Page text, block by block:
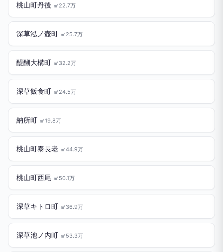
桃山町丹後 ㎡22.7万
深草泓ノ壺町 ㎡25.7万
醍醐大構町 ㎡32.2万
深草飯食町 ㎡24.5万
納所町 ㎡19.8万
桃山町泰長老 ㎡44.9万
桃山町西尾 ㎡50.1万
深草キトロ町 ㎡36.9万
深草池ノ内町 ㎡53.3万